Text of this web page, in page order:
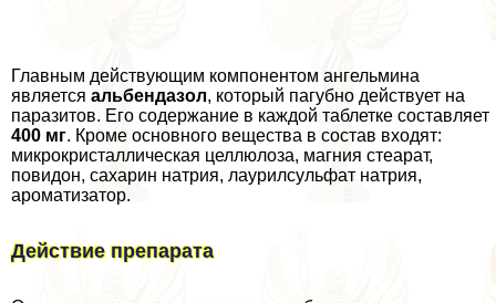
Главным действующим компонентом ангельмина
является альбендазол, который пагубно действует на
паразитов. Его содержание в каждой таблетке составляет
400 мг. Кроме основного вещества в состав входят:
микрокристаллическая целлюлоза, магния стеарат,
повидон, сахарин натрия, лаурилсульфат натрия,
ароматизатор.
Действие препарата